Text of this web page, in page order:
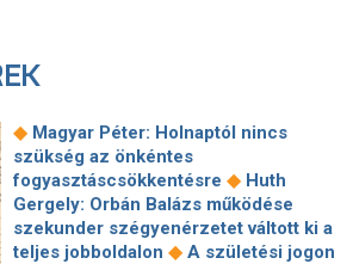
◆ Magyar Péter: Holnaptól nincs
szükség az önkéntes
fogyasztáscsökkentésre ◆ Huth
Gergely: Orbán Balázs működése
szekunder szégyenérzetet váltott ki a
teljes jobboldalon ◆ A születési jogon